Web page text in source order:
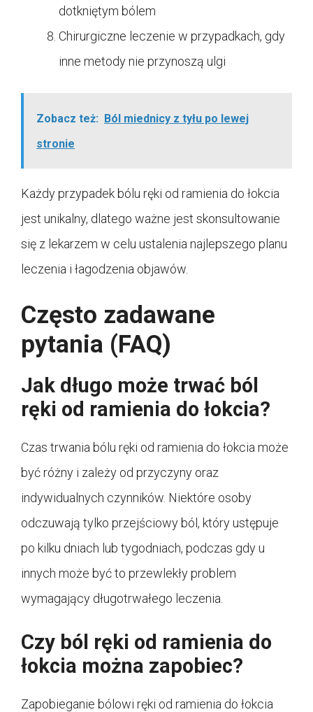
dotkniętym bólem
Chirurgiczne leczenie w przypadkach, gdy
inne metody nie przynoszą ulgi
Zobacz też: Ból miednicy z tyłu po lewej
stronie
Każdy przypadek bólu ręki od ramienia do łokcia
jest unikalny, dlatego ważne jest skonsultowanie
się z lekarzem w celu ustalenia najlepszego planu
leczenia i łagodzenia objawów.
Często zadawane
pytania (FAQ)
Jak długo może trwać ból
ręki od ramienia do łokcia?
Czas trwania bólu ręki od ramienia do łokcia może
być różny i zależy od przyczyny oraz
indywidualnych czynników. Niektóre osoby
odczuwają tylko przejściowy ból, który ustępuje
po kilku dniach lub tygodniach, podczas gdy u
innych może być to przewlekły problem
wymagający długotrwałego leczenia.
Czy ból ręki od ramienia do
łokcia można zapobiec?
Zapobieganie bólowi ręki od ramienia do łokcia